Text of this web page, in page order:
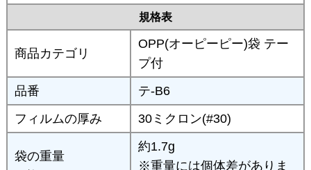
規格表
商品カテゴリ
OPP(オーピーピー)袋 テー
プ付
品番
テ-B6
フィルムの厚み
30ミクロン(#30)
袋の重量
約1.7g
※重量には個体差がありま